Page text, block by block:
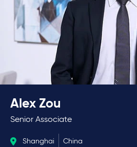
Alex Zou
Senior Associate
Shanghai China